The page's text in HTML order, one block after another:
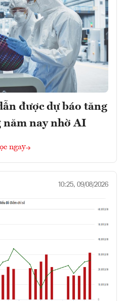
được dự báo tăng
năm nay nhờ AI
ngay
10:25, 09/08/2026